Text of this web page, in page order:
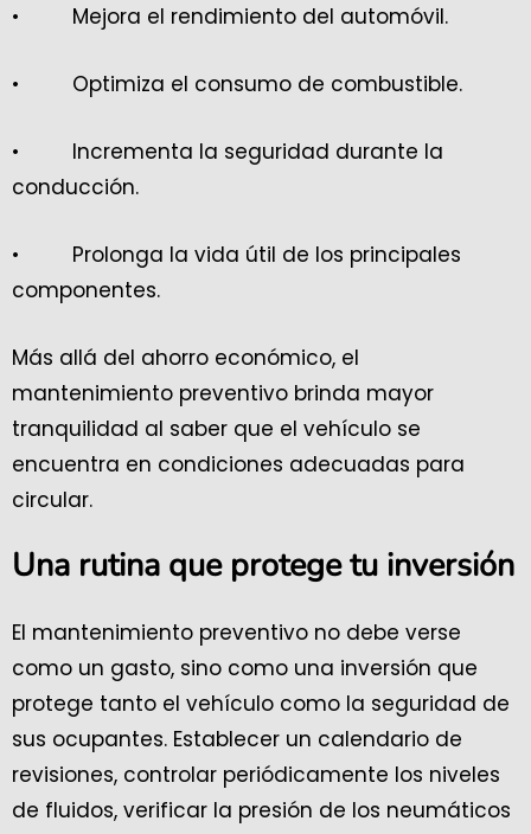
• Mejora el rendimiento del automóvil.
• Optimiza el consumo de combustible.
• Incrementa la seguridad durante la
conducción.
• Prolonga la vida útil de los principales
componentes.
Más allá del ahorro económico, el
mantenimiento preventivo brinda mayor
tranquilidad al saber que el vehículo se
encuentra en condiciones adecuadas para
circular.
Una rutina que protege tu inversión
El mantenimiento preventivo no debe verse
como un gasto, sino como una inversión que
protege tanto el vehículo como la seguridad de
sus ocupantes. Establecer un calendario de
revisiones, controlar periódicamente los niveles
de fluidos, verificar la presión de los neumáticos